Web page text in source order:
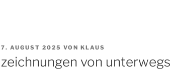
VERÖFFENTLICHT
7. AUGUST 2025 VON KLAUS
zeichnungen von unterwegs